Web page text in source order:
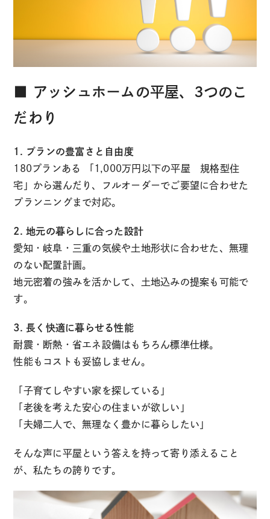
■ アッシュホームの平屋、3つのこ
だわり
1. プランの豊富さと自由度
180プランある 「1,000万円以下の平屋 規格型住
宅」から選んだり、フルオーダーでご要望に合わせた
プランニングまで対応。
2. 地元の暮らしに合った設計
愛知・岐阜・三重の気候や土地形状に合わせた、無理
のない配置計画。
地元密着の強みを活かして、土地込みの提案も可能で
す。
3. 長く快適に暮らせる性能
耐震・断熱・省エネ設備はもちろん標準仕様。
性能もコストも妥協しません。
「子育てしやすい家を探している」
「老後を考えた安心の住まいが欲しい」
「夫婦二人で、無理なく豊かに暮らしたい」
そんな声に平屋という答えを持って寄り添えること
が、私たちの誇りです。